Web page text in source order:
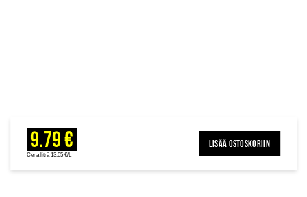
9.79 €
Cena litrā 13.05 €/L
LISÄÄ OSTOSKORIIN